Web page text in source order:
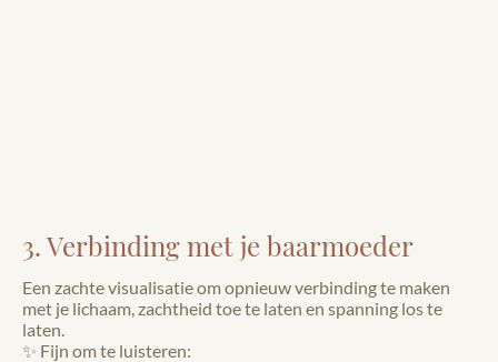
3. Verbinding met je baarmoeder
Een zachte visualisatie om opnieuw verbinding te maken
met je lichaam, zachtheid toe te laten en spanning los te
laten.
✨ Fijn om te luisteren: